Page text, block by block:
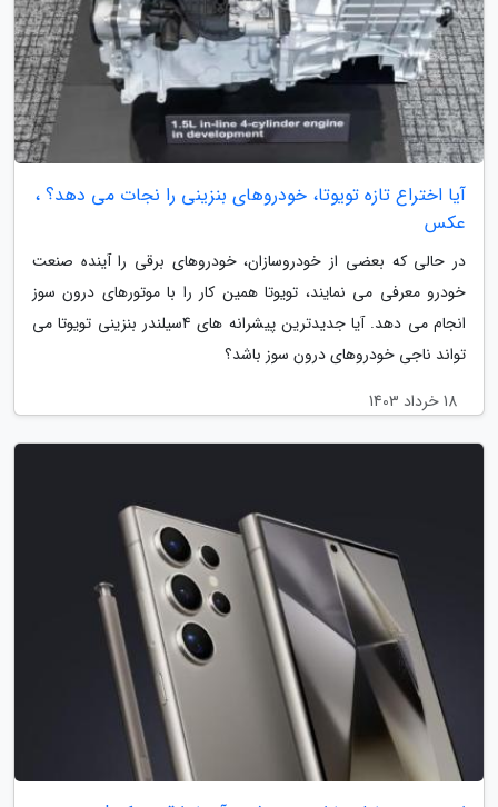
آیا اختراع تازه تویوتا، خودروهای بنزینی را نجات می دهد؟ ،
عکس
در حالی که بعضی از خودروسازان، خودروهای برقی را آینده صنعت
خودرو معرفی می نمایند، تویوتا همین کار را با موتورهای درون سوز
انجام می دهد. آیا جدیدترین پیشرانه های 4سیلندر بنزینی تویوتا می
تواند ناجی خودروهای درون سوز باشد؟
18 خرداد 1403